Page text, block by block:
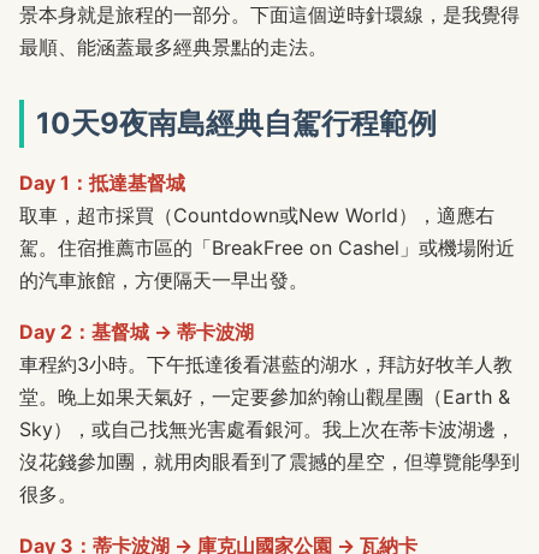
景本身就是旅程的一部分。下面這個逆時針環線，是我覺得
最順、能涵蓋最多經典景點的走法。
10天9夜南島經典自駕行程範例
Day 1：抵達基督城
取車，超市採買（Countdown或New World），適應右
駕。住宿推薦市區的「BreakFree on Cashel」或機場附近
的汽車旅館，方便隔天一早出發。
Day 2：基督城 → 蒂卡波湖
車程約3小時。下午抵達後看湛藍的湖水，拜訪好牧羊人教
堂。晚上如果天氣好，一定要參加約翰山觀星團（Earth &
Sky），或自己找無光害處看銀河。我上次在蒂卡波湖邊，
沒花錢參加團，就用肉眼看到了震撼的星空，但導覽能學到
很多。
Day 3：蒂卡波湖 → 庫克山國家公園 → 瓦納卡